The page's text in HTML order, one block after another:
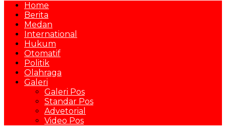
Home
Berita
Medan
International
Hukum
Otomatif
Politik
Olahraga
Galeri
Galeri Pos
Standar Pos
Advetorial
Video Pos